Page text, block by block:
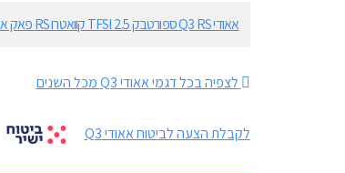
אאודי Q3 RS ספורטבק 2.5 TFSI קוואטרו RS פאק אוטומט
לצפיה בכל דגמי אאודי Q3 מכל השנים
לקבלת הצעה לביטוח אאודי Q3